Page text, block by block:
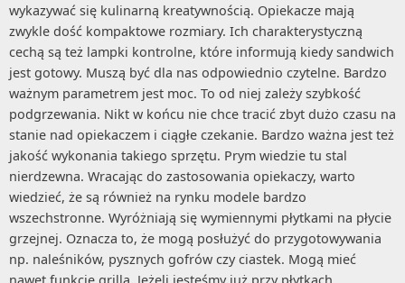
wykazywać się kulinarną kreatywnością. Opiekacze mają
zwykle dość kompaktowe rozmiary. Ich charakterystyczną
cechą są też lampki kontrolne, które informują kiedy sandwich
jest gotowy. Muszą być dla nas odpowiednio czytelne. Bardzo
ważnym parametrem jest moc. To od niej zależy szybkość
podgrzewania. Nikt w końcu nie chce tracić zbyt dużo czasu na
stanie nad opiekaczem i ciągłe czekanie. Bardzo ważna jest też
jakość wykonania takiego sprzętu. Prym wiedzie tu stal
nierdzewna. Wracając do zastosowania opiekaczy, warto
wiedzieć, że są również na rynku modele bardzo
wszechstronne. Wyróżniają się wymiennymi płytkami na płycie
grzejnej. Oznacza to, że mogą posłużyć do przygotowywania
np. naleśników, pysznych gofrów czy ciastek. Mogą mieć